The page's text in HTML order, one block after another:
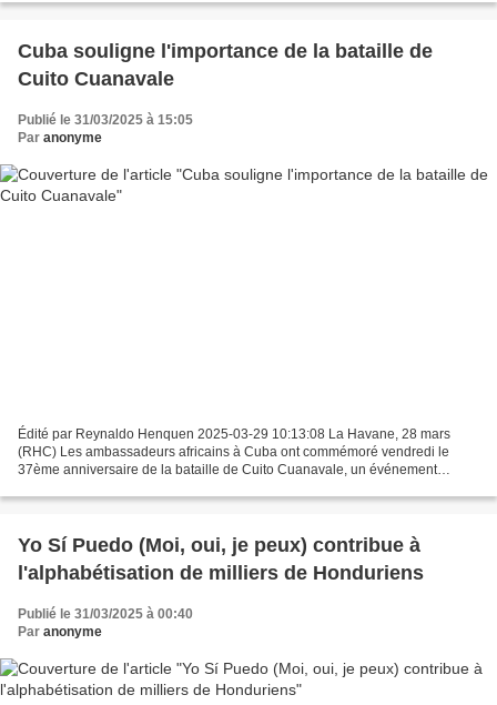
Cuba souligne l'importance de la bataille de
Cuito Cuanavale
Publié le 31/03/2025 à 15:05
Par anonyme
Édité par Reynaldo Henquen 2025-03-29 10:13:08 La Havane, 28 mars
(RHC) Les ambassadeurs africains à Cuba ont commémoré vendredi le
37ème anniversaire de la bataille de Cuito Cuanavale, un événement
Yo Sí Puedo (Moi, oui, je peux) contribue à
l'alphabétisation de milliers de Honduriens
Publié le 31/03/2025 à 00:40
Par anonyme